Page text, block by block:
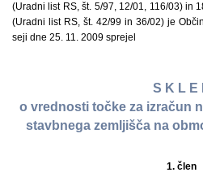
(Uradni list RS, št. 5/97, 12/01, 116/03) in
(Uradni list RS, št. 42/99 in 36/02) je
seji dne 25. 11. 2009 sprejel
S K L E
o vrednosti točke za izračun
stavbnega zemljišča na
1. člen